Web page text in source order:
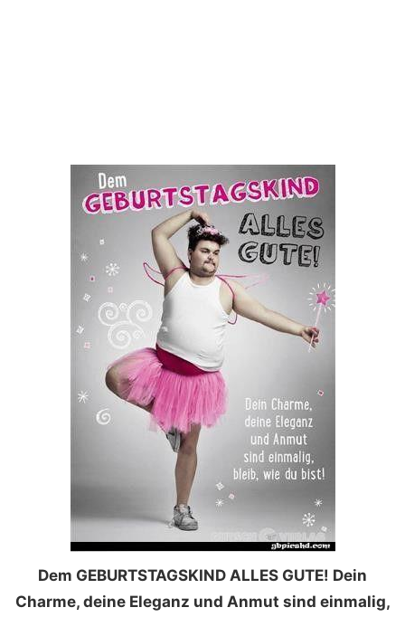
Dem GEBURTSTAGSKIND ALLES GUTE! Dein
Charme, deine Eleganz und Anmut sind einmalig,